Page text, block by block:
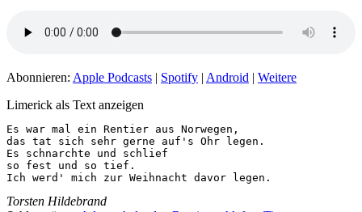
Abonnieren: Apple Podcasts | Spotify | Android | Weitere
Limerick als Text anzeigen
Es war mal ein Rentier aus Norwegen,
das tat sich sehr gerne auf's Ohr legen.
Es schnarchte und schlief
so fest und so tief.
Ich werd' mich zur Weihnacht davor legen.
Torsten Hildebrand